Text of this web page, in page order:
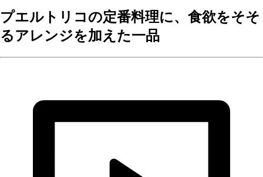
プエルトリコの定番料理に、食欲をそそ
るアレンジを加えた一品